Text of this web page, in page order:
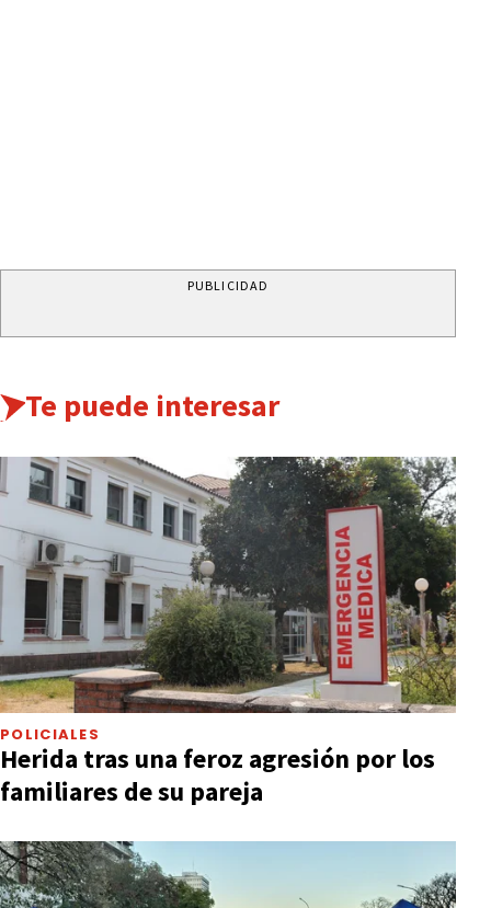
PUBLICIDAD
Te puede interesar
POLICIALES
Herida tras una feroz agresión por los
familiares de su pareja